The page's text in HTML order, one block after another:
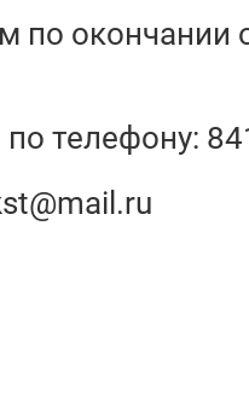
по окончании
телефону: